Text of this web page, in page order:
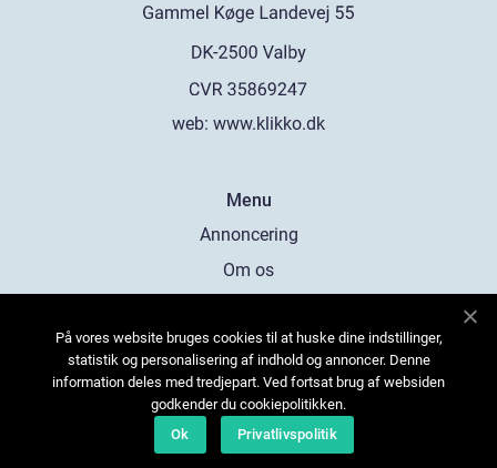
web: www.klikko.dk
Menu
Annoncering
Om os
Kontakt os
Sitemap
På vores website bruges cookies til at huske dine indstillinger,
statistik og personalisering af indhold og annoncer. Denne
information deles med tredjepart. Ved fortsat brug af websiden
godkender du cookiepolitikken.
Ok
Privatlivspolitik